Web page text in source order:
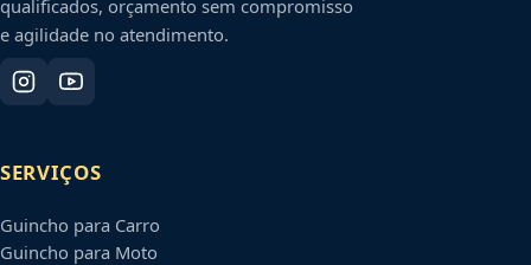
qualificados, orçamento sem compromisso
e agilidade no atendimento.
SERVIÇOS
Guincho para Carro
Guincho para Moto